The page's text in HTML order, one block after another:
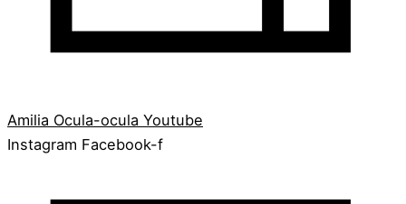
Amilia Ocula-ocula Youtube
Instagram Facebook-f